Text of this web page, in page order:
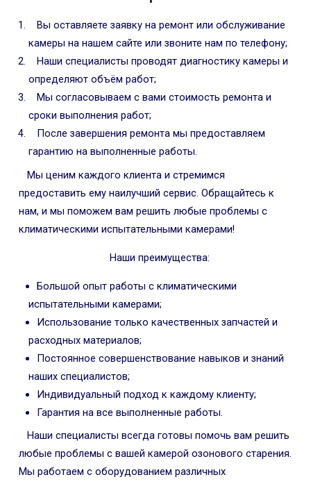
Вы оставляете заявку на ремонт или обслуживание
камеры на нашем сайте или звоните нам по телефону;
Наши специалисты проводят диагностику камеры и
определяют объём работ;
Мы согласовываем с вами стоимость ремонта и
сроки выполнения работ;
После завершения ремонта мы предоставляем
гарантию на выполненные работы.
Мы ценим каждого клиента и стремимся
предоставить ему наилучший сервис. Обращайтесь к
нам, и мы поможем вам решить любые проблемы с
климатическими испытательными камерами!
Наши преимущества:
Большой опыт работы с климатическими
испытательными камерами;
Использование только качественных запчастей и
расходных материалов;
Постоянное совершенствование навыков и знаний
наших специалистов;
Индивидуальный подход к каждому клиенту;
Гарантия на все выполненные работы.
Наши специалисты всегда готовы помочь вам решить
любые проблемы с вашей камерой озонового старения.
Мы работаем с оборудованием различных